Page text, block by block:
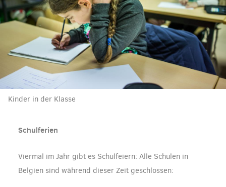
Kinder in der Klasse
Schulferien
Viermal im Jahr gibt es Schulfeiern: Alle Schulen in
Belgien sind während dieser Zeit geschlossen: